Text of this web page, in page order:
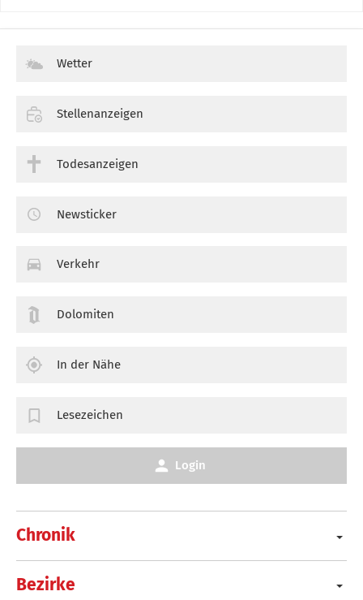
Chronik
Bezirke
Wetter
Stellenanzeigen
Todesanzeigen
Newsticker
Verkehr
Dolomiten
In der Nähe
Lesezeichen
Login